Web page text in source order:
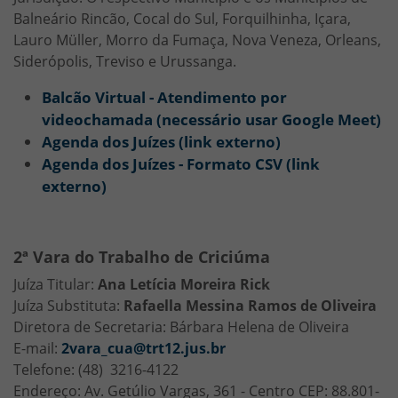
Balneário Rincão, Cocal do Sul, Forquilhinha, Içara,
Lauro Müller, Morro da Fumaça, Nova Veneza, Orleans,
Siderópolis, Treviso e Urussanga.
Balcão Virtual - Atendimento por
videochamada (necessário usar Google Meet)
Agenda dos Juízes (link externo)
Agenda dos Juízes - Formato CSV (link
externo)
2ª Vara do Trabalho de Criciúma
Juíza Titular: Ana Letícia Moreira Rick
Juíza Substituta: Rafaella Messina Ramos de Oliveira
Diretora de Secretaria: Bárbara Helena de Oliveira
E-mail: 2vara_cua@trt12.jus.br
Telefone: (48) 3216-4122
Endereço: Av. Getúlio Vargas, 361 - Centro CEP: 88.801-